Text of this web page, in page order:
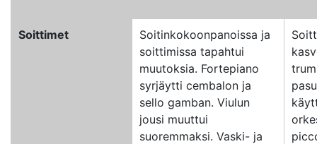
Soittimet
Soitinkokoonpanoissa ja
soittimissa tapahtui
muutoksia. Fortepiano
syrjäytti cembalon ja
sello gamban. Viulun
jousi muuttui
suoremmaksi. Vaski- ja